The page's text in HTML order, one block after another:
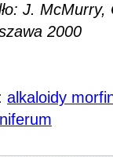
J.
2000
alkaloidy